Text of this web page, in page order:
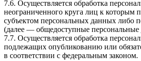
7.6. Осуществляется обработка
неограниченного круга лиц к которым
субъектом персональных данных либо
(далее — общедоступные персональные
7.7. Осуществляется обработка
подлежащих опубликованию или
в соответствии с федеральным законом.